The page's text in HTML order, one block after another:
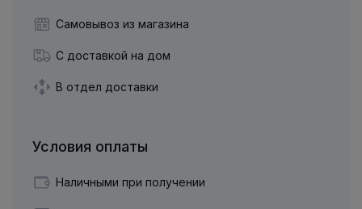
Самовывоз из магазина
С доставкой на дом
В отдел доставки
Условия оплаты
Наличными при получении